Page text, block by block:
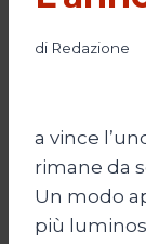
di Redazione
a vince
rimane da
Un modo
più